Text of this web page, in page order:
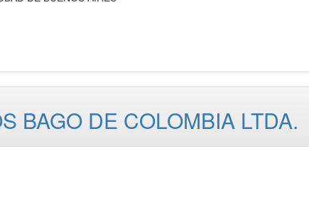
BAGO DE COLOMBIA LTDA.